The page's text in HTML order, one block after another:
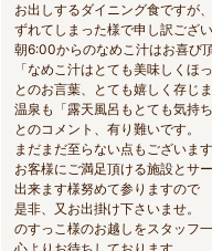
お出しするダイニング食ですが
ずれてしまった様で申し訳ござい
朝6:00からのなめこ汁はお喜び
「なめこ汁はとても美味しくほ
とのお言葉、とても嬉しく存じま
温泉も「露天風呂もとても気持
とのコメント、有り難いです。
まだまだ至らない点もございま
お客様にご満足頂ける施設とサ
出来ます様努めて参りますので
是非、又お出掛け下さいませ。
のすっこ様のお越しをスタッフ